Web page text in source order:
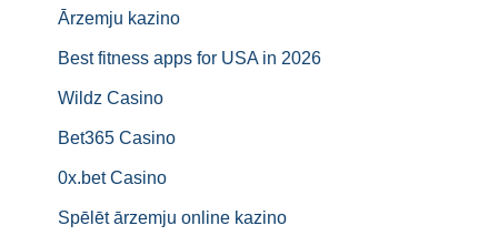
Ārzemju kazino
Best fitness apps for USA in 2026
Wildz Casino
Bet365 Casino
0x.bet Casino
Spēlēt ārzemju online kazino